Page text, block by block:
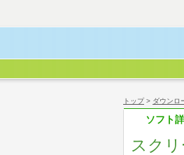
トップ> ダウンロ
ソフト
スク